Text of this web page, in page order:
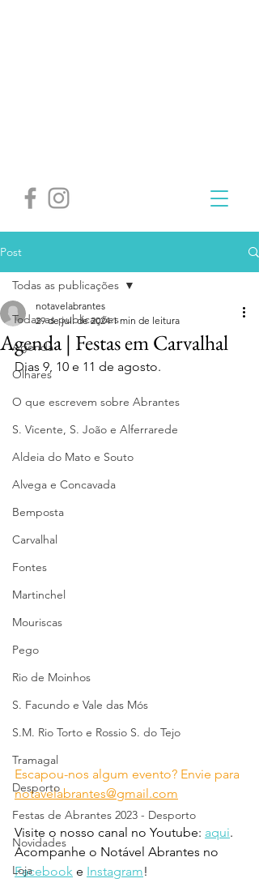
Post
Todas as publicações
Agenda
Olhares
O que escrevem sobre Abrantes
S. Vicente, S. João e Alferrarede
Aldeia do Mato e Souto
Alvega e Concavada
Bemposta
Carvalhal
Fontes
Martinchel
Mouriscas
Pego
Rio de Moinhos
S. Facundo e Vale das Mós
S.M. Rio Torto e Rossio S. do Tejo
Tramagal
Desporto
Festas de Abrantes 2023 - Desporto
Novidades
Loja
Todas as publicações
Agenda | Festas em Carvalhal
notavelabrantes
29 de jul. de 2024 1 min de leitura
Dias 9, 10 e 11 de agosto.
Escapou-nos algum evento? Envie para
notavelabrantes@gmail.com
Visite o nosso canal no Youtube: aqui.
Acompanhe o Notável Abrantes no
Facebook e Instagram!